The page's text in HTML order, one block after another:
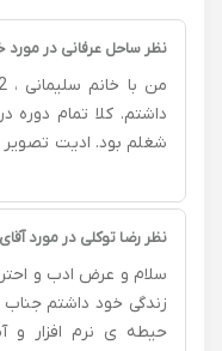
نظر ساحل عرفانی در مورد
داشتم. کلا تمام دوره
شغلم بود. ادیت تصویر
یاد گرفتم. واقعا تا
بودم که توی شغلم
خودم همه چی رو دونه
نظر رضا توکلی در مورد
سلام و عرض ادب و
زندگی خود داشتم
حیطه ی نرم افزار و